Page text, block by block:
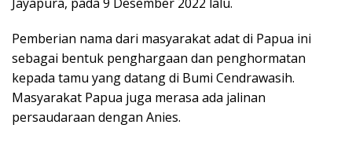
Pemberian nama dari masyarakat adat di Papua ini
sebagai bentuk penghargaan dan penghormatan
kepada tamu yang datang di Bumi Cendrawasih.
Masyarakat Papua juga merasa ada jalinan
persaudaraan dengan Anies.